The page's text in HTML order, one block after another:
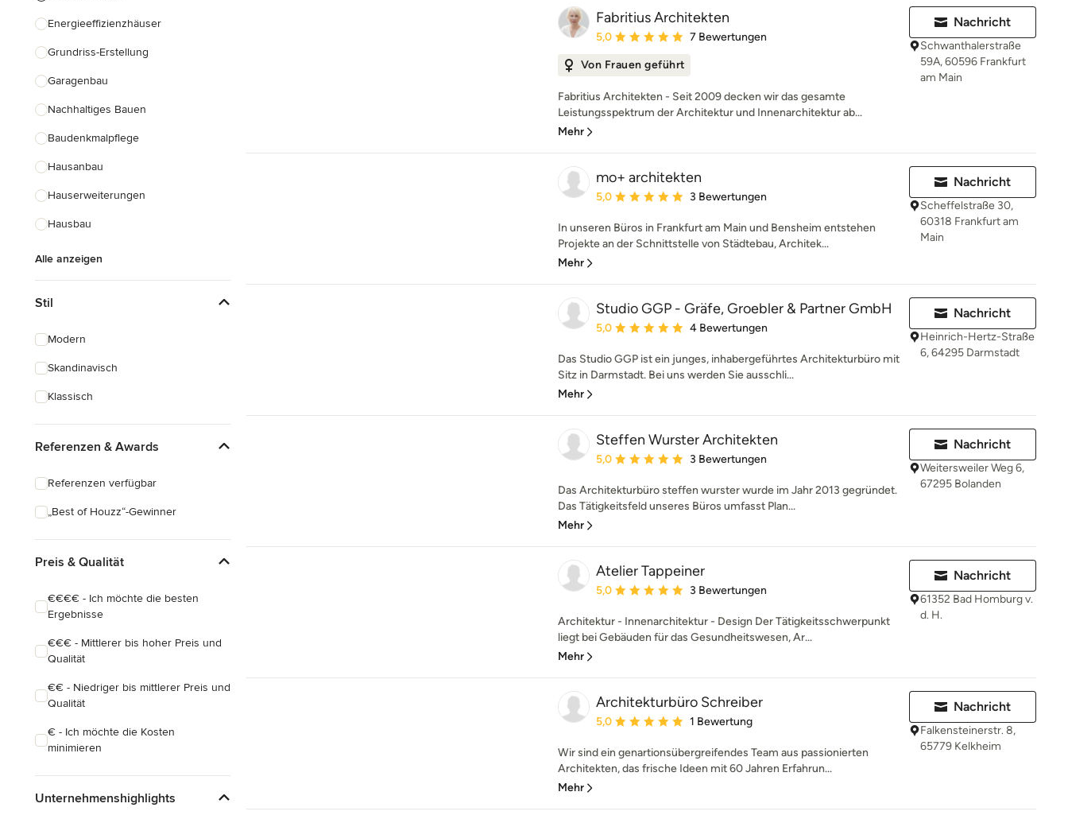
Energieeffizienzhäuser
Grundriss-Erstellung
Garagenbau
Nachhaltiges Bauen
Baudenkmalpflege
Hausanbau
Hauserweiterungen
Hausbau
Alle anzeigen
Stil
Modern
Skandinavisch
Klassisch
Referenzen & Awards
Referenzen verfügbar
„Best of Houzz“-Gewinner
Preis & Qualität
€€€€ - Ich möchte die besten
Ergebnisse
€€€ - Mittlerer bis hoher Preis und
Qualität
€€ - Niedriger bis mittlerer Preis und
Qualität
€ - Ich möchte die Kosten
minimieren
Unternehmenshighlights
Fabritius Architekten
Durchschnittliche Bewertung: 5 von 5 Sternen
5,0 7 Bewertungen
Von Frauen geführt
Fabritius Architekten - Seit 2009 decken wir das gesamte
Leistungsspektrum der Architektur und Innenarchitektur ab...
Mehr
Nachricht
Schwanthalerstraße
59A, 60596 Frankfurt
am Main
mo+ architekten
Durchschnittliche Bewertung: 5 von 5 Sternen
5,0 3 Bewertungen
In unseren Büros in Frankfurt am Main und Bensheim entstehen
Projekte an der Schnittstelle von Städtebau, Architek...
Mehr
Nachricht
Scheffelstraße 30,
60318 Frankfurt am
Main
Studio GGP - Gräfe, Groebler & Partner GmbH
Durchschnittliche Bewertung: 5 von 5 Sternen
5,0 4 Bewertungen
Das Studio GGP ist ein junges, inhabergeführtes Architekturbüro mit
Sitz in Darmstadt. Bei uns werden Sie ausschli...
Mehr
Nachricht
Heinrich-Hertz-Straße
6, 64295 Darmstadt
Steffen Wurster Architekten
Durchschnittliche Bewertung: 5 von 5 Sternen
5,0 3 Bewertungen
Das Architekturbüro steffen wurster wurde im Jahr 2013 gegründet.
Das Tätigkeitsfeld unseres Büros umfasst Plan...
Mehr
Nachricht
Weitersweiler Weg 6,
67295 Bolanden
Atelier Tappeiner
Durchschnittliche Bewertung: 5 von 5 Sternen
5,0 3 Bewertungen
Architektur - Innenarchitektur - Design Der Tätigkeitsschwerpunkt
liegt bei Gebäuden für das Gesundheitswesen, Ar...
Mehr
Nachricht
61352 Bad Homburg v.
d. H.
Architekturbüro Schreiber
Durchschnittliche Bewertung: 5 von 5 Sternen
5,0 1 Bewertung
Wir sind ein genartionsübergreifendes Team aus passionierten
Architekten, das frische Ideen mit 60 Jahren Erfahrun...
Mehr
Nachricht
Falkensteinerstr. 8,
65779 Kelkheim